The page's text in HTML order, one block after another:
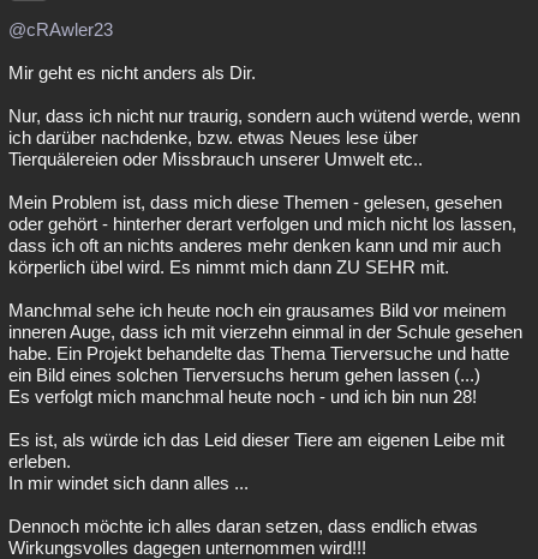
@cRAwler23
Mir geht es nicht anders als Dir.
Nur, dass ich nicht nur traurig, sondern auch wütend werde, wenn
ich darüber nachdenke, bzw. etwas Neues lese über
Tierquälereien oder Missbrauch unserer Umwelt etc..
Mein Problem ist, dass mich diese Themen - gelesen, gesehen
oder gehört - hinterher derart verfolgen und mich nicht los lassen,
dass ich oft an nichts anderes mehr denken kann und mir auch
körperlich übel wird. Es nimmt mich dann ZU SEHR mit.
Manchmal sehe ich heute noch ein grausames Bild vor meinem
inneren Auge, dass ich mit vierzehn einmal in der Schule gesehen
habe. Ein Projekt behandelte das Thema Tierversuche und hatte
ein Bild eines solchen Tierversuchs herum gehen lassen (...)
Es verfolgt mich manchmal heute noch - und ich bin nun 28!
Es ist, als würde ich das Leid dieser Tiere am eigenen Leibe mit
erleben.
In mir windet sich dann alles ...
Dennoch möchte ich alles daran setzen, dass endlich etwas
Wirkungsvolles dagegen unternommen wird!!!